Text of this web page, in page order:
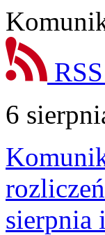
RSS
6
sierpnia